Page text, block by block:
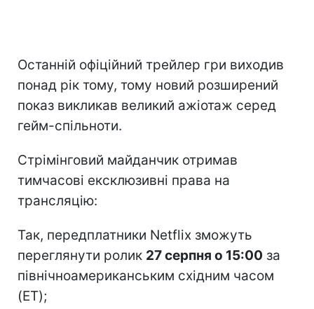
Останній офіційний трейлер гри виходив
понад рік тому, тому новий розширений
показ викликав великий ажіотаж серед
гейм-спільноти.
Стрімінговий майданчик отримав
тимчасові ексклюзивні права на
трансляцію:
Так, передплатники Netflix зможуть
переглянути ролик 27 серпня о 15:00 за
північноамериканським східним часом
(ET);